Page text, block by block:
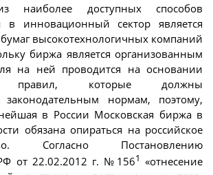
наиболее доступных способов
в инновационный сектор является
высокотехнологичных компаний
биржа является организованным
на ней проводится на основании
правил, которые должны
законодательным нормам, поэтому,
в России Московская биржа в
обязана опираться на российское
Согласно Постановлению
от 22.02.2012 г. №1561 «отнесение